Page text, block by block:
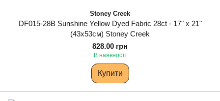
Stoney Creek
DF015-28B Sunshine Yellow Dyed Fabric 28ct - 17" x 21"
(43х53см) Stoney Creek
828.00 грн
В наявності
Купити